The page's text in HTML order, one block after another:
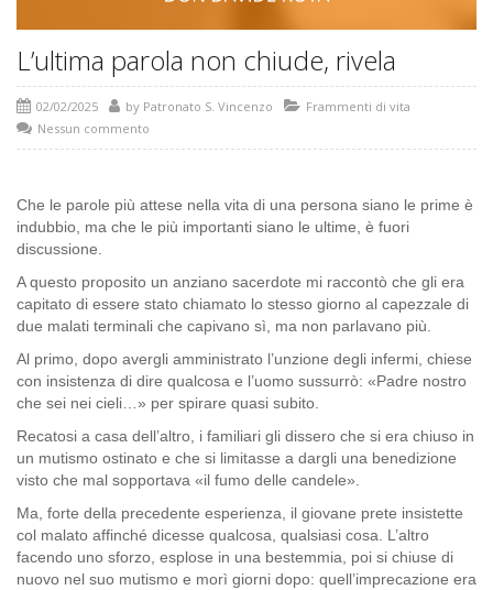
L’ultima parola non chiude, rivela
02/02/2025 by Patronato S. Vincenzo
Frammenti di vita
Nessun commento
Che le parole più attese nella vita di una persona siano le prime è
indubbio, ma che le più importanti siano le ultime, è fuori
discussione.
A questo proposito un anziano sacerdote mi raccontò che gli era
capitato di essere stato chiamato lo stesso giorno al capezzale di
due malati terminali che capivano sì, ma non parlavano più.
Al primo, dopo avergli amministrato l’unzione degli infermi, chiese
con insistenza di dire qualcosa e l’uomo sussurrò: «Padre nostro
che sei nei cieli…» per spirare quasi subito.
Recatosi a casa dell’altro, i familiari gli dissero che si era chiuso in
un mutismo ostinato e che si limitasse a dargli una benedizione
visto che mal sopportava «il fumo delle candele».
Ma, forte della precedente esperienza, il giovane prete insistette
col malato affinché dicesse qualcosa, qualsiasi cosa. L’altro
facendo uno sforzo, esplose in una bestemmia, poi si chiuse di
nuovo nel suo mutismo e morì giorni dopo: quell’imprecazione era